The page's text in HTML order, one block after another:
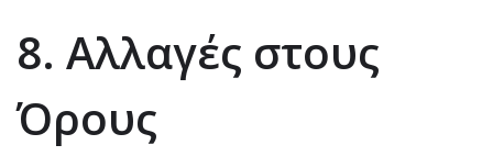
8. Αλλαγές στους
Όρους